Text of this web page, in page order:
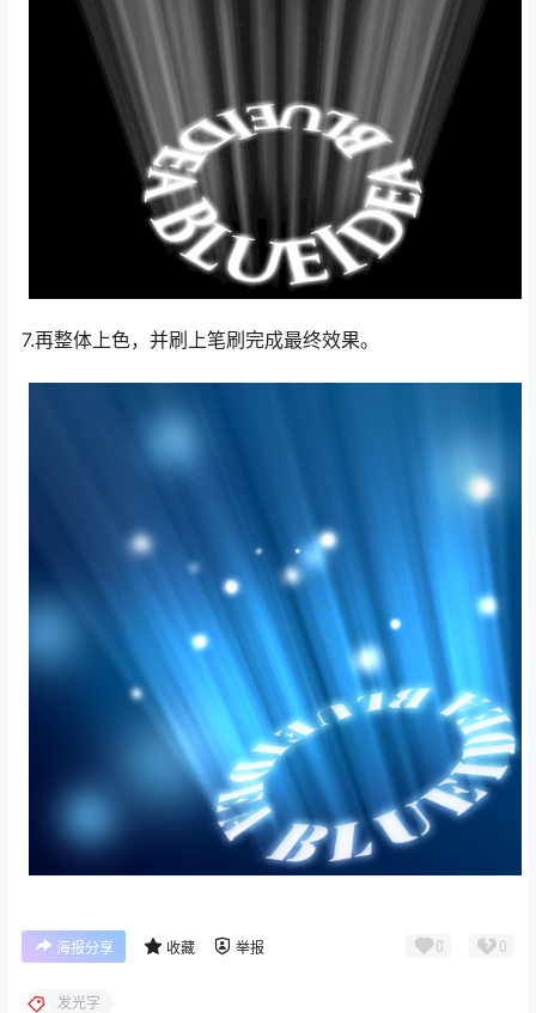
7.再整体上色，并刷上笔刷完成最终效果。
海报分享 收藏 举报 0 0
发光字